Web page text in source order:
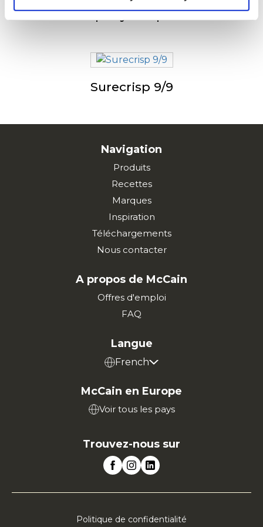
Surecrisp Fry’n Dip Skin On
Surecrisp 9/9
Navigation
Produits
Recettes
Marques
Inspiration
Téléchargements
Nous contacter
A propos de McCain
Offres d'emploi
FAQ
Langue
French
McCain en Europe
Voir tous les pays
Trouvez-nous sur
Politique de confidentialité